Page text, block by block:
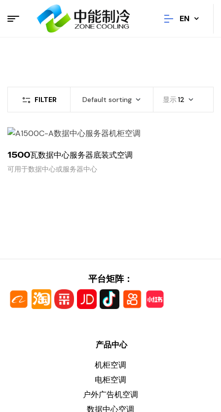
EN
FILTER Default sorting 显示12
1500瓦数据中心服务器底装式空调
可用于数据中心或服务器中心
平台矩阵：
产品中心
机柜空调
电柜空调
户外广告机空调
数据中心空调